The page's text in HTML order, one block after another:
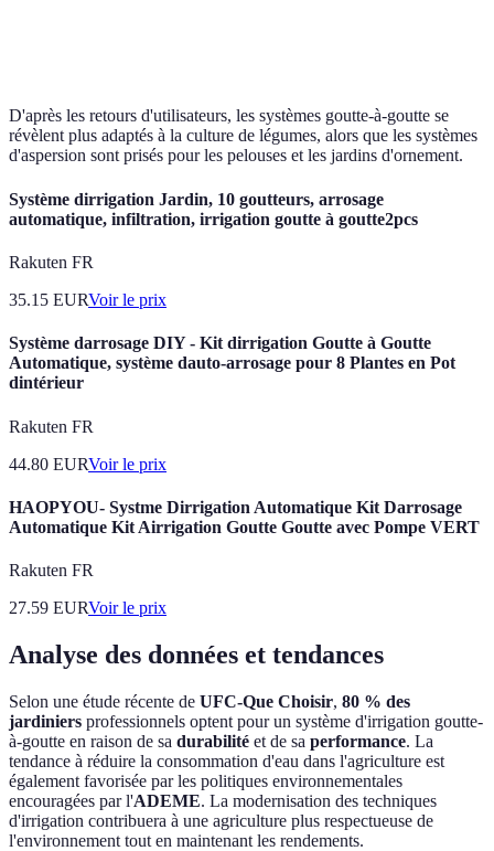
D'après les retours d'utilisateurs, les systèmes goutte-à-goutte se
révèlent plus adaptés à la culture de légumes, alors que les systèmes
d'aspersion sont prisés pour les pelouses et les jardins d'ornement.
Système dirrigation Jardin, 10 goutteurs, arrosage
automatique, infiltration, irrigation goutte à goutte2pcs
Rakuten FR
35.15 EURVoir le prix
Système darrosage DIY - Kit dirrigation Goutte à Goutte
Automatique, système dauto-arrosage pour 8 Plantes en Pot
dintérieur
Rakuten FR
44.80 EURVoir le prix
HAOPYOU- Systme Dirrigation Automatique Kit Darrosage
Automatique Kit Airrigation Goutte Goutte avec Pompe VERT
Rakuten FR
27.59 EURVoir le prix
Analyse des données et tendances
Selon une étude récente de UFC-Que Choisir, 80 % des
jardiniers professionnels optent pour un système d'irrigation goutte-
à-goutte en raison de sa durabilité et de sa performance. La
tendance à réduire la consommation d'eau dans l'agriculture est
également favorisée par les politiques environnementales
encouragées par l'ADEME. La modernisation des techniques
d'irrigation contribuera à une agriculture plus respectueuse de
l'environnement tout en maintenant les rendements.